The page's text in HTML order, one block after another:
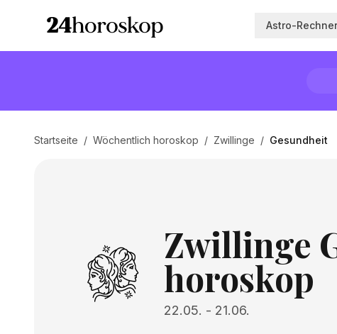
Astro-Rechner
Startseite / Wöchentlich horoskop / Zwillinge / Gesundheit
Zwillinge
horoskop
22.05. - 21.06.